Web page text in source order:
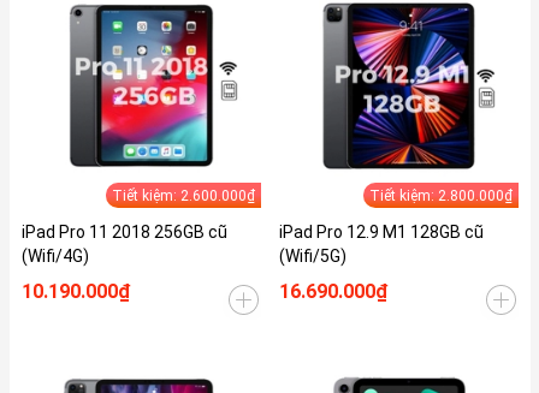
Tiết kiệm: 2.600.000₫
iPad Pro 11 2018 256GB cũ
(Wifi/4G)
10.190.000₫
Tiết kiệm: 2.800.000₫
iPad Pro 12.9 M1 128GB cũ
(Wifi/5G)
16.690.000₫